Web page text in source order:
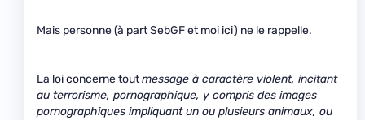
Mais personne (à part SebGF et moi ici) ne le rappelle.
La loi concerne toutmessage à caractère violent, incitant
au terrorisme, pornographique, y compris des images
pornographiques impliquant un ou plusieurs animaux, ou